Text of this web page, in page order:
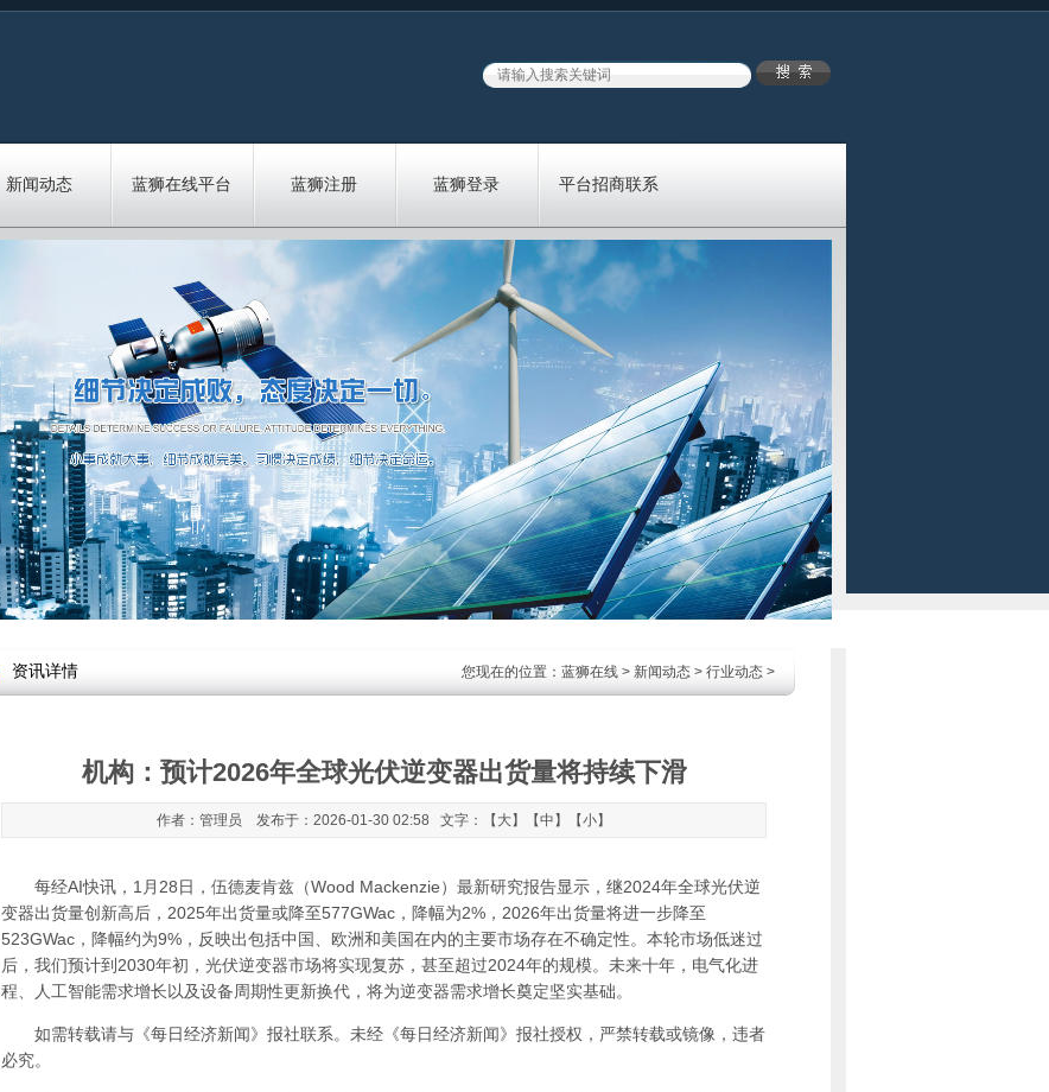
新闻动态 蓝狮在线平台 蓝狮注册 蓝狮登录 平台招商联系
资讯详情 您现在的位置： 蓝狮在线 > 新闻动态 > 行业动态 >
机构：预计2026年全球光伏逆变器出货量将持续下滑
作者：管理员 发布于：2026-01-30 02:58 文字：【 大】【中 】【小】
每经AI快讯，1月28日，伍德麦肯兹（Wood Mackenzie）最新研究报告显示，继2024年全球光伏逆
变器出货量创新高后，2025年出货量或降至577GWac，降幅为2%，2026年出货量将进一步降至
523GWac，降幅约为9%，反映出包括中国、欧洲和美国在内的主要市场存在不确定性。本轮市场低迷过
后，我们预计到2030年初，光伏逆变器市场将实现复苏，甚至超过2024年的规模。未来十年，电气化进
程、人工智能需求增长以及设备周期性更新换代，将为逆变器需求增长奠定坚实基础。
如需转载请与《每日经济新闻》报社联系。未经《每日经济新闻》报社授权，严禁转载或镜像，违者
必究。